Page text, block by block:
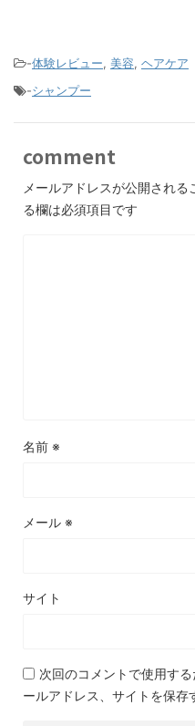
-体験レビュー, 美容, ヘアケア
-シャンプー
comment
メールアドレスが公開される
る欄は必須項目です
名前 ※
メール ※
サイト
次回のコメントで使用す
ールアドレス、サイトを保存